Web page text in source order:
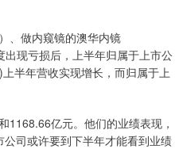
、做内窥镜的澳华内镜
出现亏损后，上半年归属于上市公
半年营收实现增长，而归属于上
亿元。他们的业绩表现，
司或许要到下半年才能看到业绩
4694.44 43.13 0.93%